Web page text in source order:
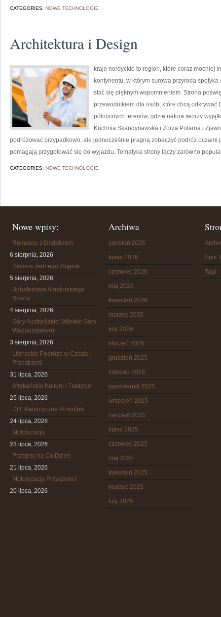
CATEGORIES: NOWE TECHNOLOGIE
Architektura i Design
kraje nordyckie to region, które coraz mocniej
kontynentu, w którym surowa przyroda
stać się pięknym wspomnieniem. Strona
przewodnikiem dla osób, które chcą
północnych terenów, gdzie natura tworzy
Kuchnia Skandynawska i Zorza Polarna i
podróżować przypadkowo, ale jednocześnie pragną zobaczyć podróż oczami
pomagają przygotować się do wyjazdu. Tematyka strony łączy zarówno
CATEGORIES: NOWE TECHNOLOGIE
Nowe wpisy:
Romansy z Dodatkiem
6 sierpnia, 2026
Historia Jednego Zdjęcia
5 sierpnia, 2026
Bohaterowie Amatorskiego
Sportu
4 sierpnia, 2026
Góry Australijskie (Wielkie Góry
Wododziałowe)
3 sierpnia, 2026
Literackie Podróże w Czasie i
Przestrzeni
31 lipca, 2026
Afrykańskie Kultury i Tradycje
25 lipca, 2026
DIY: Patriotyczne Przeróbki
24 lipca, 2026
Motoryzacja
23 lipca, 2026
Przepisy na Co Dzień
21 lipca, 2026
Motoryzacja Przyszłości
20 lipca, 2026
Archiwa
sierpień 2026
lipiec 2026
czerwiec 2026
maj 2026
kwiecień 2026
marzec 2026
luty 2026
styczeń 2026
grudzień 2025
listopad 2025
październik 2025
wrzesień 2025
sierpień 2025
lipiec 2025
czerwiec 2025
maj 2025
kwiecień 2025
marzec 2025
luty 2025
Spis
Tagi